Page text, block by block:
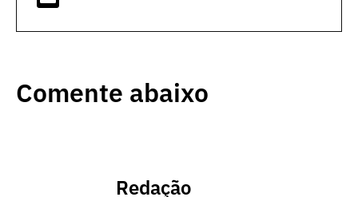
Comente abaixo
Redação